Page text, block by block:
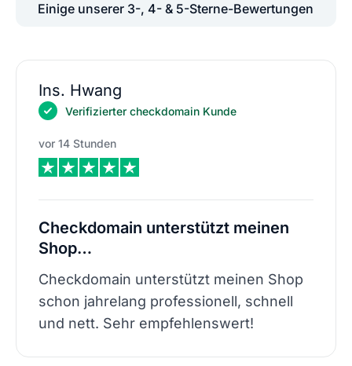
Einige unserer 3-, 4- & 5-Sterne-Bewertungen
Ins. Hwang
Verifizierter checkdomain Kunde
vor 14 Stunden
Checkdomain unterstützt meinen
Shop…
Checkdomain unterstützt meinen Shop
schon jahrelang professionell, schnell
und nett. Sehr empfehlenswert!